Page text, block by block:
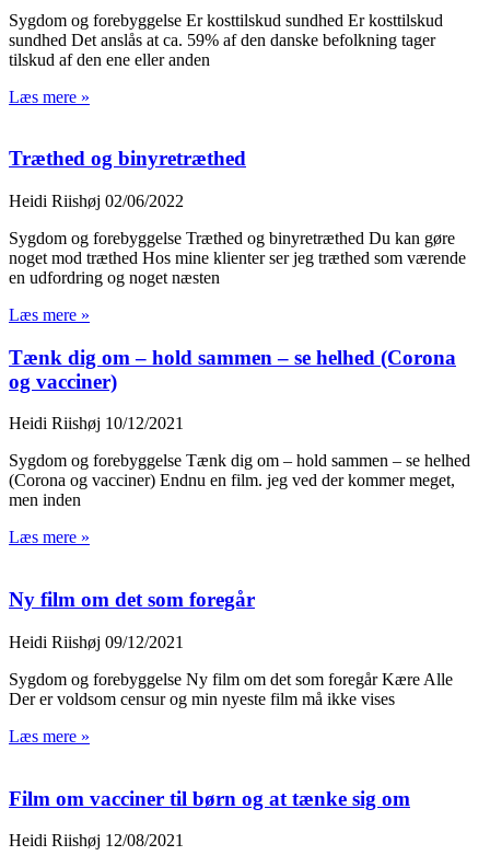
Sygdom og forebyggelse Er kosttilskud sundhed Er kosttilskud
sundhed Det anslås at ca. 59% af den danske befolkning tager
tilskud af den ene eller anden
Læs mere »
Træthed og binyretræthed
Heidi Riishøj 02/06/2022
Sygdom og forebyggelse Træthed og binyretræthed Du kan gøre
noget mod træthed Hos mine klienter ser jeg træthed som værende
en udfordring og noget næsten
Læs mere »
Tænk dig om – hold sammen – se helhed (Corona
og vacciner)
Heidi Riishøj 10/12/2021
Sygdom og forebyggelse Tænk dig om – hold sammen – se helhed
(Corona og vacciner) Endnu en film. jeg ved der kommer meget,
men inden
Læs mere »
Ny film om det som foregår
Heidi Riishøj 09/12/2021
Sygdom og forebyggelse Ny film om det som foregår Kære Alle
Der er voldsom censur og min nyeste film må ikke vises
Læs mere »
Film om vacciner til børn og at tænke sig om
Heidi Riishøj 12/08/2021